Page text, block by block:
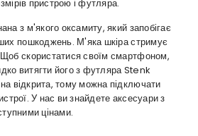
пристрою і футляра.
з м'якого оксамиту, який запобігає
пошкоджень. М'яка шкіра стримує
скористатися своїм смартфоном,
витягти його з футляра Stenk
відкрита, тому можна підключати
У нас ви знайдете аксесуари з
цінами.